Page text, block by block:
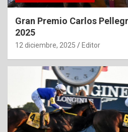
Gran Premio Carlos
2025
12 diciembre, 2025 Editor